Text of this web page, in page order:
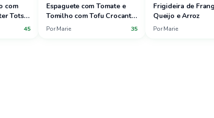
com
Tots
e
45
Espaguete com Tomate e
Tomilho com Tofu Crocante
e Legumes de Verão
Por Marie 35
Frigideira de
Queijo e Arroz
Por Marie